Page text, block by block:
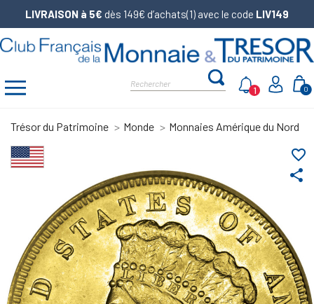
LIVRAISON à 5€ dès 149€ d’achats(1) avec le code LIV149
0
1
Trésor du Patrimoine Monde Monnaies Amérique du Nord
share
favorite_border